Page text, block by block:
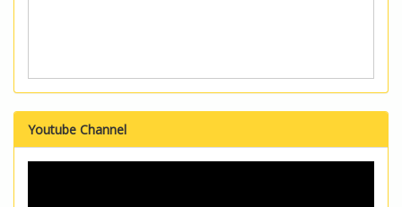
Youtube Channel